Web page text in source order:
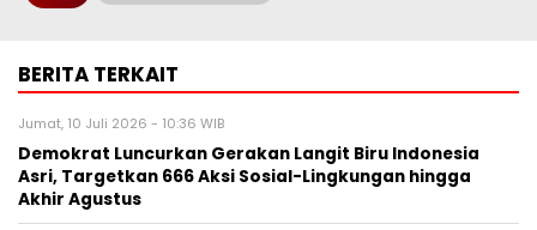
BERITA TERKAIT
Jumat, 10 Juli 2026 - 10:36 WIB
Demokrat Luncurkan Gerakan Langit Biru Indonesia
Asri, Targetkan 666 Aksi Sosial-Lingkungan hingga
Akhir Agustus